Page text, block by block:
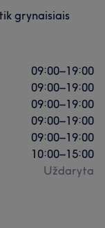
grynaisiais
09:00–19:00
09:00–19:00
09:00–19:00
09:00–19:00
09:00–19:00
10:00–15:00
Uždaryta